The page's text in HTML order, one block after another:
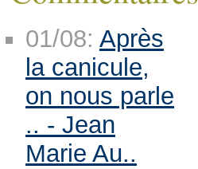
01/08: Après
la canicule,
on nous parle
.. - Jean
Marie Au..